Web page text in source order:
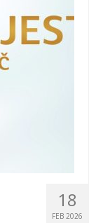
18
FEB 2026